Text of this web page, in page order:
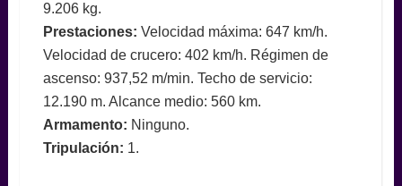
9.206 kg.
Prestaciones: Velocidad máxima: 647 km/h.
Velocidad de crucero: 402 km/h. Régimen de
ascenso: 937,52 m/min. Techo de servicio:
12.190 m. Alcance medio: 560 km.
Armamento: Ninguno.
Tripulación: 1.